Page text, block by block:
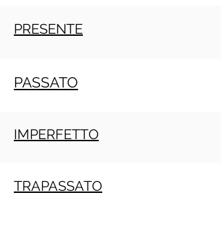
PRESENTE
PASSATO
IMPERFETTO
TRAPASSATO